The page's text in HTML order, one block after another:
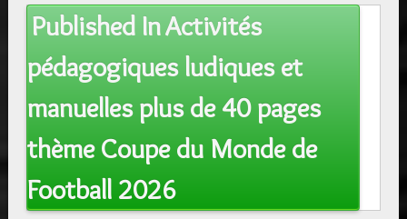
Post
navigation
Published InActivités
pédagogiques ludiques et
manuelles plus de 40 pages
thème Coupe du Monde de
Football 2026